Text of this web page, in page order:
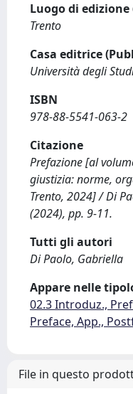
Luogo di
Trento
Casa editrice
Università degli
ISBN
978-88-5541-063-2
Citazione
Prefazione [al
giustizia: norme,
Trento, 2024] / Di
(2024), pp. 9-11.
Tutti gli autori
Di Paolo, Gabriella
Appare nelle
02.3 Introduz.,
Preface, App.,
File in questo